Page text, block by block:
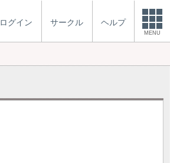
ログイン サークル ヘルプ
MENU